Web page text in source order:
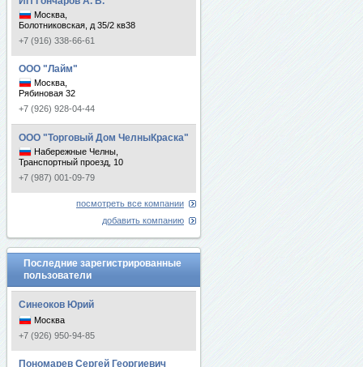
Москва,
Болотниковская, д 35/2 кв38
+7 (916) 338-66-61
ООО "Лайм"
Москва,
Рябиновая 32
+7 (926) 928-04-44
ООО "Торговый Дом ЧелныКраска"
Набережные Челны,
Транспортный проезд, 10
+7 (987) 001-09-79
посмотреть все компании
добавить компанию
Последние зарегистрированные
пользователи
Синеоков Юрий
Москва
+7 (926) 950-94-85
Пономарев Сергей Георгиевич